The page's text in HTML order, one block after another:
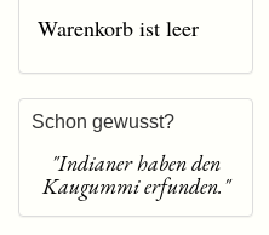
Warenkorb ist leer
Schon gewusst?
"Indianer haben den
Kaugummi erfunden."